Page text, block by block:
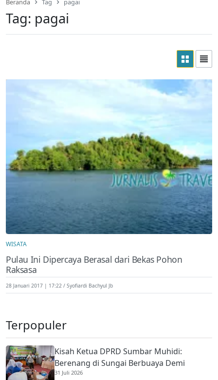
Beranda Tag pagai
Tag: pagai
WISATA
Pulau Ini Dipercaya Berasal dari Bekas Pohon
Raksasa
28 Januari 2017 | 17:22 Syofiardi Bachyul Jb
Terpopuler
Kisah Ketua DPRD Sumbar Muhidi:
Berenang di Sungai Berbuaya Demi
Membantu Ekonomi Orang Tua
31 Juli 2026